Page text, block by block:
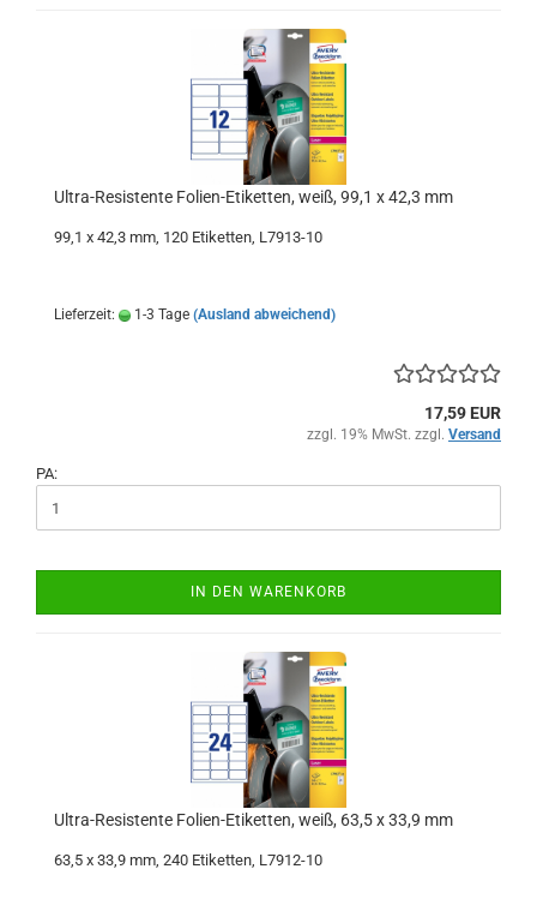
Ultra-Resistente Folien-Etiketten, weiß, 99,1 x 42,3 mm
99,1 x 42,3 mm, 120 Etiketten, L7913-10
Lieferzeit: 1-3 Tage (Ausland abweichend)
17,59 EUR
zzgl. 19% MwSt. zzgl. Versand
PA:
IN DEN WARENKORB
Ultra-Resistente Folien-Etiketten, weiß, 63,5 x 33,9 mm
63,5 x 33,9 mm, 240 Etiketten, L7912-10